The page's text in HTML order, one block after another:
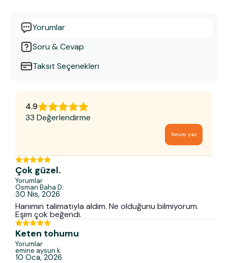
Yorumlar
Soru & Cevap
Taksit Seçenekleri
4.9
33 Değerlendirme
Yorum yaz
Çok güzel.
Yorumlar
Osman Baha D.
30 Nis, 2026
Hanımın talimatıyla aldım. Ne olduğunu bilmiyorum.
Eşim çok beğendi.
Keten tohumu
Yorumlar
emine aysun k.
10 Oca, 2026